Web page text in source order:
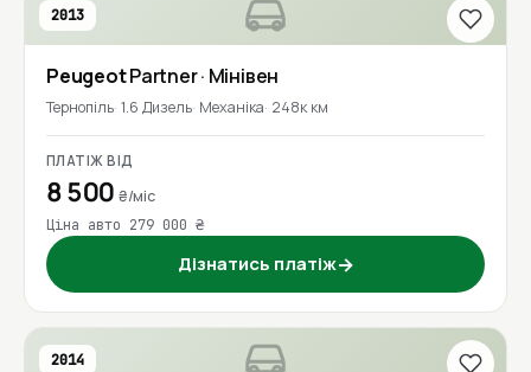
2013
PeugeotPartner· Мінівен
Тернопіль 1.6 Дизель Механіка 248к км
ПЛАТІЖ ВІД
8 500₴/міс
Ціна авто 279 000 ₴
Дізнатись платіж→
2014